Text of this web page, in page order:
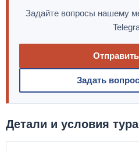
Задайте вопросы нашему
Задать
Детали и условия тура